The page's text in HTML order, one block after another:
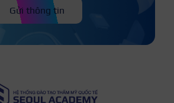
Gửi thông tin